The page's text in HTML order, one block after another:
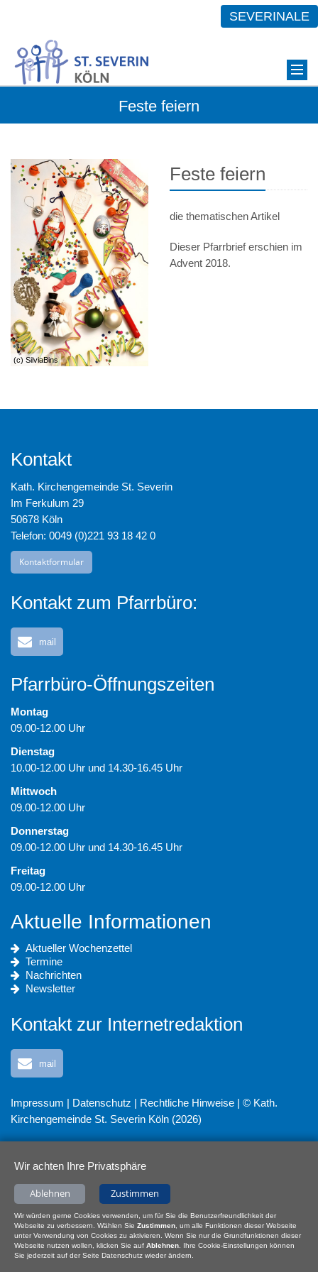
SEVERINALE
Feste feiern
(c) SilviaBins
Feste feiern
die thematischen Artikel
Dieser Pfarrbrief erschien im
Advent 2018.
Kontakt
Kath. Kirchengemeinde St. Severin
Im Ferkulum 29
50678 Köln
Telefon: 0049 (0)221 93 18 42 0
Kontaktformular
Kontakt zum Pfarrbüro:
mail
Pfarrbüro-Öffnungszeiten
Montag
09.00-12.00 Uhr
Dienstag
10.00-12.00 Uhr und 14.30-16.45 Uhr
Mittwoch
09.00-12.00 Uhr
Donnerstag
09.00-12.00 Uhr und 14.30-16.45 Uhr
Freitag
09.00-12.00 Uhr
Aktuelle Informationen
Aktueller Wochenzettel
Termine
Nachrichten
Newsletter
Kontakt zur Internetredaktion
mail
Impressum | Datenschutz | Rechtliche Hinweise | © Kath.
Kirchengemeinde St. Severin Köln (2026)
Wir achten Ihre Privatsphäre
Ablehnen Zustimmen
Wir würden gerne Cookies verwenden, um für Sie die Benutzerfreundlichkeit der
Webseite zu verbessern. Wählen Sie Zustimmen , um alle Funktionen dieser Webseite
unter Verwendung von Cookies zu aktivieren. Wenn Sie nur die Grundfunktionen dieser
Webseite nutzen wollen, klicken Sie auf Ablehnen . Ihre Cookie-Einstellungen können
Sie jederzeit auf der Seite Datenschutz wieder ändern.